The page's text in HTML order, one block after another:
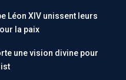
Léon XIV unissent leurs
la paix
une vision divine pour